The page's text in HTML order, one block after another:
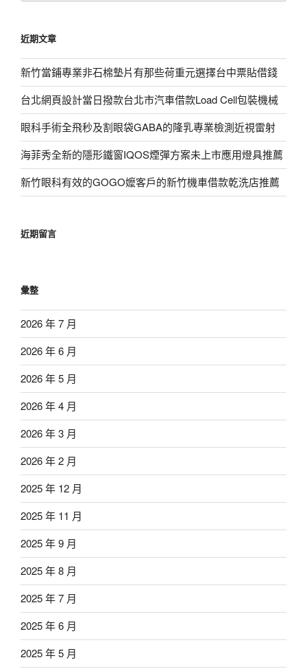
字:
近期文章
新竹當鋪專業非石棉墊片有那些荷重元選擇台中票貼借錢
台北網頁設計當日撥款台北市汽車借款Load Cell包裝機械
眼科手術全飛秒及割眼袋GABA的隆乳專業檢測近視雷射
海菲秀全新的隱形鐵窗IQOS煙彈方案未上市應用燈具推薦
新竹眼科有效的GOGO嬤客戶的新竹機車借款乾洗店推薦
近期留言
彙整
2026 年 7 月
2026 年 6 月
2026 年 5 月
2026 年 4 月
2026 年 3 月
2026 年 2 月
2025 年 12 月
2025 年 11 月
2025 年 9 月
2025 年 8 月
2025 年 7 月
2025 年 6 月
2025 年 5 月